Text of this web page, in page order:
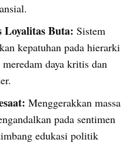
Loyalitas Buta: Sistem
kepatuhan pada hierarki
daya kritis dan
Menggerakkan massa
pada sentimen
edukasi politik